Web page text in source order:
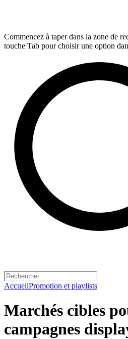
Commencez à taper dans la zone de
touche Tab pour choisir une option
AccueilPromotion et playlists
Marchés cibles
campagnes